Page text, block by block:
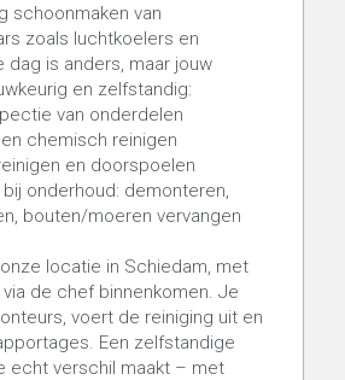
schoonmaken van
zoals luchtkoelers en
dag is anders, maar jouw
en zelfstandig:
van onderdelen
en chemisch reinigen
reinigen en doorspoelen
bouten/moeren vervangen
locatie in Schiedam, met
de chef binnenkomen. Je
voert de reiniging uit en
Een zelfstandige
echt verschil maakt – met